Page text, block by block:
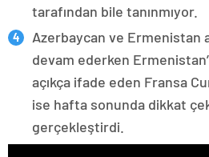
tarafından bile tanınmıyor.
Azerbaycan ve Ermenistan
devam ederken
açıkça ifade eden Fransa
ise hafta sonunda dikkat
gerçekleştirdi.